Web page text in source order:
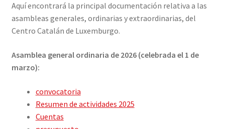
Invitados ilustres del CCL
child
histórico
asambleas generales
Aquí encontrará la principal documentación relativa a las
asambleas generales, ordinarias y extraordinarias, del
Centro Catalán de Luxemburgo.
Asamblea general ordinaria de 2026 (celebrada el 1 de
marzo):
convocatoria
Resumen de actividades 2025
Cuentas